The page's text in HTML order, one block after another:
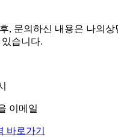
, 문의하신 내용은 나의상
습니다.
이메일
바로가기